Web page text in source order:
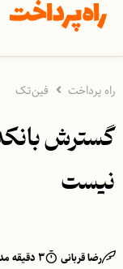
راه پرداخت فین‌تک
گسترش
نیست
رضا قربانی ۳ دقیقه مدت مطالعه